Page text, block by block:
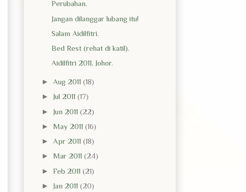
Perubahan.
Jangan dilanggar lubang itu!
Salam Aidilfitri.
Bed Rest (rehat di katil).
Aidilfitri 2011, Johor.
► Aug 2011 (18)
► Jul 2011 (17)
► Jun 2011 (22)
► May 2011 (16)
► Apr 2011 (18)
► Mar 2011 (24)
► Feb 2011 (21)
► Jan 2011 (20)